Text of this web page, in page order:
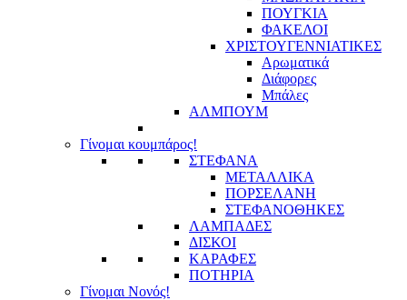
ΠΟΥΓΚΙΑ
ΦΑΚΕΛΟΙ
ΧΡΙΣΤΟΥΓΕΝΝΙΑΤΙΚΕΣ
Αρωματικά
Διάφορες
Μπάλες
ΑΛΜΠΟΥΜ
Γίνομαι κουμπάρος!
ΣΤΕΦΑΝΑ
ΜΕΤΑΛΛΙΚΑ
ΠΟΡΣΕΛΑΝΗ
ΣΤΕΦΑΝΟΘΗΚΕΣ
ΛΑΜΠΑΔΕΣ
ΔΙΣΚΟΙ
ΚΑΡΑΦΕΣ
ΠΟΤΗΡΙΑ
Γίνομαι Νονός!